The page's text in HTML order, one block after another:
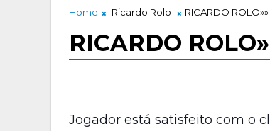
Home Ricardo Rolo RICARDO
RICARDO
Jogador está satisfeito com o